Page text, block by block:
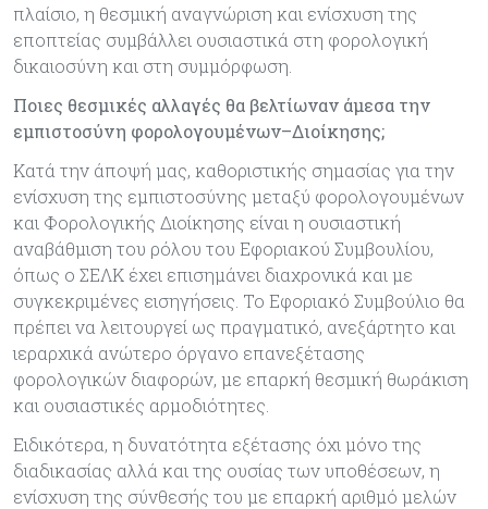
πλαίσιο, η θεσμική αναγνώριση και ενίσχυση της
εποπτείας συμβάλλει ουσιαστικά στη φορολογική
δικαιοσύνη και στη συμμόρφωση.
Ποιες θεσμικές αλλαγές θα βελτίωναν άμεσα την
εμπιστοσύνη φορολογουμένων–Διοίκησης;
Κατά την άποψή μας, καθοριστικής σημασίας για την
ενίσχυση της εμπιστοσύνης μεταξύ φορολογουμένων
και Φορολογικής Διοίκησης είναι η ουσιαστική
αναβάθμιση του ρόλου του Εφοριακού Συμβουλίου,
όπως ο ΣΕΛΚ έχει επισημάνει διαχρονικά και με
συγκεκριμένες εισηγήσεις. Το Εφοριακό Συμβούλιο θα
πρέπει να λειτουργεί ως πραγματικό, ανεξάρτητο και
ιεραρχικά ανώτερο όργανο επανεξέτασης
φορολογικών διαφορών, με επαρκή θεσμική θωράκιση
και ουσιαστικές αρμοδιότητες.
Ειδικότερα, η δυνατότητα εξέτασης όχι μόνο της
διαδικασίας αλλά και της ουσίας των υποθέσεων, η
ενίσχυση της σύνθεσής του με επαρκή αριθμό μελών